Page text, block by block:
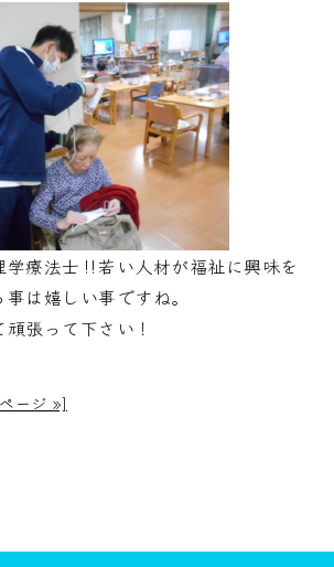
学療法士‼若い人材が福祉に興味を
は嬉しい事ですね。
張って下さい！
ージ »]